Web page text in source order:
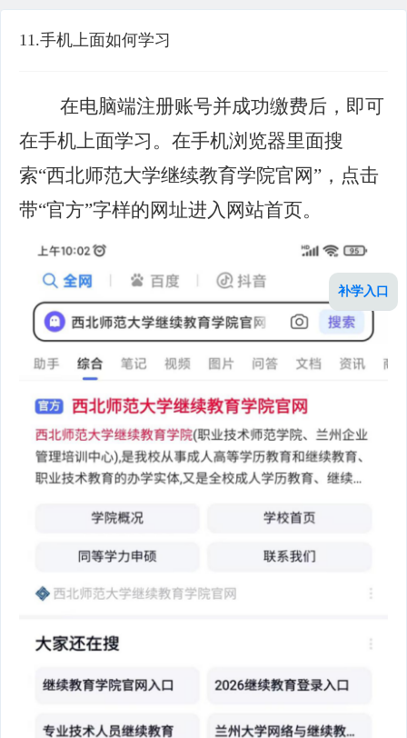
11.手机上面如何学习
在电脑端注册账号并成功缴费后，即可
在手机上面学习。在手机浏览器里面搜
索“西北师范大学继续教育学院官网”，点击
带“官方”字样的网址进入网站首页。
补学入口